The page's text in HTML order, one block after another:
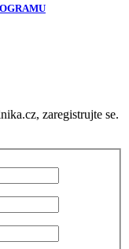
zaregistrujte se.